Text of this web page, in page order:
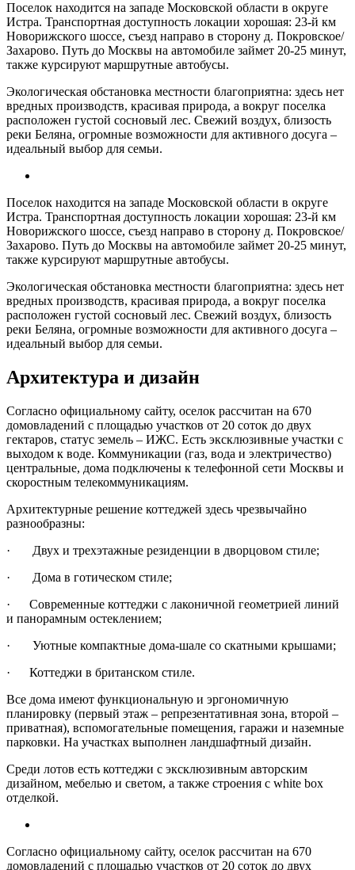
Поселок находится на западе Московской области в округе
Истра. Транспортная доступность локации хорошая: 23-й км
Новорижского шоссе, съезд направо в сторону д. Покровское/
Захарово. Путь до Москвы на автомобиле займет 20-25 минут,
также курсируют маршрутные автобусы.
Экологическая обстановка местности благоприятна: здесь нет
вредных производств, красивая природа, а вокруг поселка
расположен густой сосновый лес. Свежий воздух, близость
реки Беляна, огромные возможности для активного досуга –
идеальный выбор для семьи.
Поселок находится на западе Московской области в округе
Истра. Транспортная доступность локации хорошая: 23-й км
Новорижского шоссе, съезд направо в сторону д. Покровское/
Захарово. Путь до Москвы на автомобиле займет 20-25 минут,
также курсируют маршрутные автобусы.
Экологическая обстановка местности благоприятна: здесь нет
вредных производств, красивая природа, а вокруг поселка
расположен густой сосновый лес. Свежий воздух, близость
реки Беляна, огромные возможности для активного досуга –
идеальный выбор для семьи.
Архитектура и дизайн
Согласно официальному сайту, оселок рассчитан на 670
домовладений с площадью участков от 20 соток до двух
гектаров, статус земель – ИЖС. Есть эксклюзивные участки с
выходом к воде. Коммуникации (газ, вода и электричество)
центральные, дома подключены к телефонной сети Москвы и
скоростным телекоммуникациям.
Архитектурные решение коттеджей здесь чрезвычайно
разнообразны:
· Двух и трехэтажные резиденции в дворцовом стиле;
· Дома в готическом стиле;
· Современные коттеджи с лаконичной геометрией линий
и панорамным остеклением;
· Уютные компактные дома-шале со скатными крышами;
· Коттеджи в британском стиле.
Все дома имеют функциональную и эргономичную
планировку (первый этаж – репрезентативная зона, второй –
приватная), вспомогательные помещения, гаражи и наземные
парковки. На участках выполнен ландшафтный дизайн.
Среди лотов есть коттеджи с эксклюзивным авторским
дизайном, мебелью и светом, а также строения с white box
отделкой.
Согласно официальному сайту, оселок рассчитан на 670
домовладений с площадью участков от 20 соток до двух